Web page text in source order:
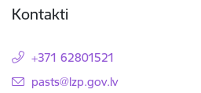
Kontakti
+371 62801521
E-pasts:
pasts@lzp.gov.lv